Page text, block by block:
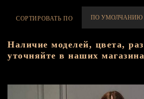
СОРТИРОВАТЬ ПО
Наличие моделей, цвета,
уточняйте в наших